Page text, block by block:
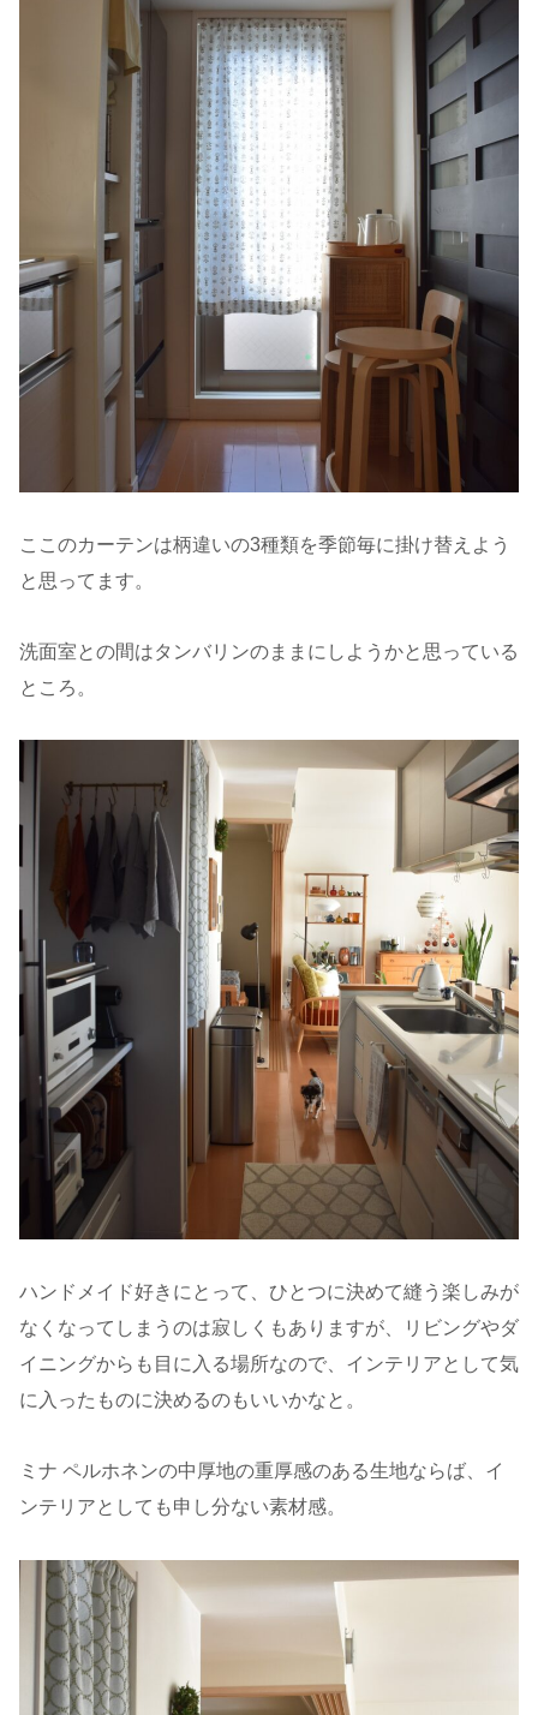
ここのカーテンは柄違いの3種類を季節毎に掛け替えよう
と思ってます。
洗面室との間はタンバリンのままにしようかと思っている
ところ。
ハンドメイド好きにとって、ひとつに決めて縫う楽しみが
なくなってしまうのは寂しくもありますが、リビングやダ
イニングからも目に入る場所なので、インテリアとして気
に入ったものに決めるのもいいかなと。
ミナ ペルホネンの中厚地の重厚感のある生地ならば、イ
ンテリアとしても申し分ない素材感。